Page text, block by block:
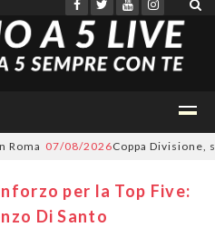
07/08/2026Coppa Divisione, si
per la Top Five:
Di Santo